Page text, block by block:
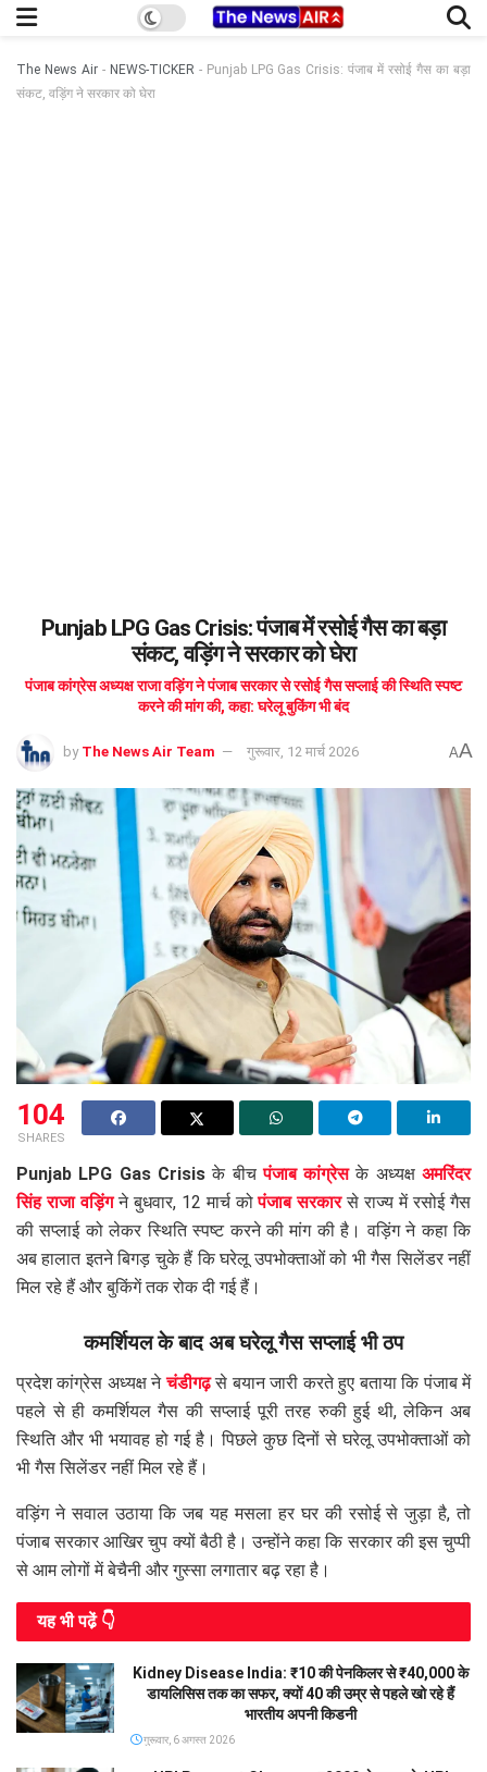
The News Air- NEWS-TICKER - Punjab LPG Gas Crisis: पंजाब में रसोई गैस का बड़ा
संकट, वड़िंग ने सरकार को घेरा
Punjab LPG Gas Crisis: पंजाब में रसोई गैस का बड़ा
संकट, वड़िंग ने सरकार को घेरा
पंजाब कांग्रेस अध्यक्ष राजा वड़िंग ने पंजाब सरकार से रसोई गैस सप्लाई की स्थिति स्पष्ट
करने की मांग की, कहा: घरेलू बुकिंग भी बंद
by The News Air Team गुरूवार, 12 मार्च 2026 AA
104
SHARES
Punjab LPG Gas Crisisके बीचपंजाब कांग्रेसके अध्यक्षअमरिंदर
सिंह राजा वड़िंगने बुधवार, 12 मार्च कोपंजाब सरकारसे राज्य में रसोई गैस
की सप्लाई को लेकर स्थिति स्पष्ट करने की मांग की है। वड़िंग ने कहा कि
अब हालात इतने बिगड़ चुके हैं कि घरेलू उपभोक्ताओं को भी गैस सिलेंडर नहीं
मिल रहे हैं और बुकिंगें तक रोक दी गई हैं।
कमर्शियल के बाद अब घरेलू गैस सप्लाई भी ठप
प्रदेश कांग्रेस अध्यक्ष नेचंडीगढ़से बयान जारी करते हुए बताया कि पंजाब में
पहले से ही कमर्शियल गैस की सप्लाई पूरी तरह रुकी हुई थी, लेकिन अब
स्थिति और भी भयावह हो गई है। पिछले कुछ दिनों से घरेलू उपभोक्ताओं को
भी गैस सिलेंडर नहीं मिल रहे हैं।
वड़िंग ने सवाल उठाया कि जब यह मसला हर घर की रसोई से जुड़ा है, तो
पंजाब सरकार आखिर चुप क्यों बैठी है। उन्होंने कहा कि सरकार की इस चुप्पी
से आम लोगों में बेचैनी और गुस्सा लगातार बढ़ रहा है।
यह भी पढे़ं 👇
Kidney Disease India: ₹10 की पेनकिलर से ₹40,000 के
डायलिसिस तक का सफर, क्यों 40 की उम्र से पहले खो रहे हैं
भारतीय अपनी किडनी
गुरूवार, 6 अगस्त 2026